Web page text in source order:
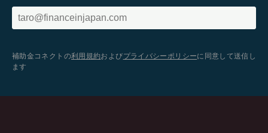
補助金コネクトの利用規約およびプライバシーポリシーに同意して送信し
ます